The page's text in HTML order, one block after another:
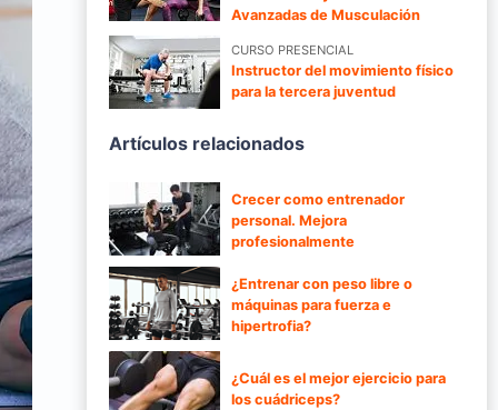
Avanzadas de Musculación
CURSO PRESENCIAL
Instructor del movimiento físico
para la tercera juventud
Artículos relacionados
Crecer como entrenador
personal. Mejora
profesionalmente
¿Entrenar con peso libre o
máquinas para fuerza e
hipertrofia?
¿Cuál es el mejor ejercicio para
los cuádriceps?